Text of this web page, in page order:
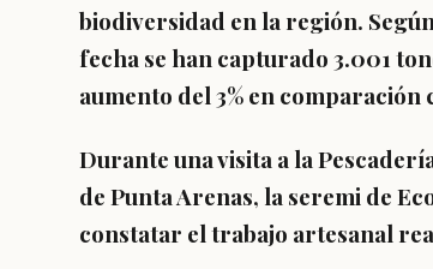
biodiversidad en la región.
fecha se han capturado 3.001
aumento del3% en comparación
Durante una visita a la
de Punta Arenas, la seremi de
constatar el trabajo artesanal